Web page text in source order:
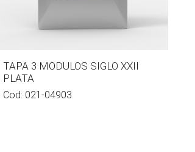
TAPA 3 MODULOS SIGLO XXII
PLATA
Cod: 021-04903